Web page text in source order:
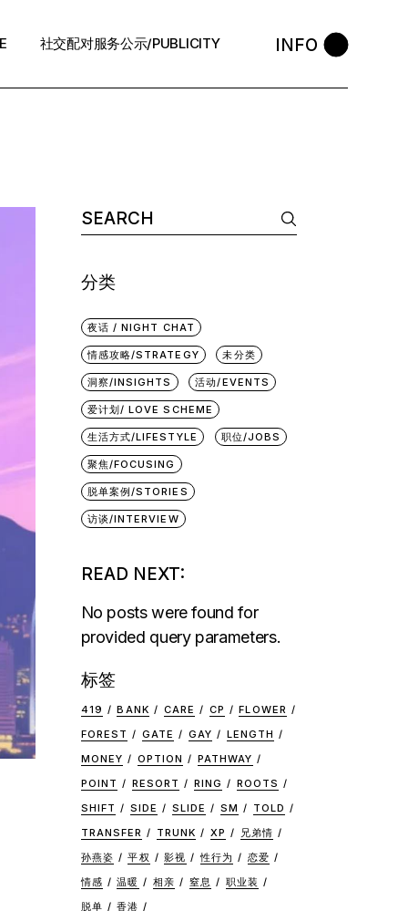
社交配对服务公示/PUBLICITY
执照资质 / Licence
INFO
Search
for:
分类
夜话 / NIGHT CHAT
情感攻略/STRATEGY 未分类
洞察/INSIGHTS 活动/EVENTS
爱计划/ LOVE SCHEME
生活方式/LIFESTYLE 职位/JOBS
聚焦/FOCUSING
脱单案例/STORIES
访谈/INTERVIEW
READ NEXT:
No posts were found for
provided query parameters.
标签
419 BANK CARE CP
FLOWER
FOREST
GATE GAY
LENGTH
MONEY
OPTION
PATHWAY
POINT
RESORT RING
ROOTS
SHIFT
SIDE SLIDE SM
TOLD
TRANSFER
TRUNK XP
兄弟情
孙燕姿
平权 影视 性行为
恋爱
情感
温暖 相亲 窒息
职业装
脱单
香港